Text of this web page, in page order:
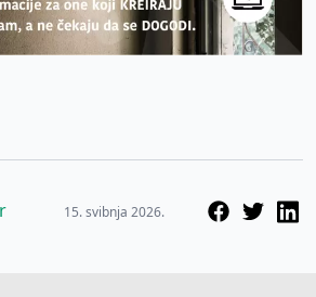
15. svibnja 2026.